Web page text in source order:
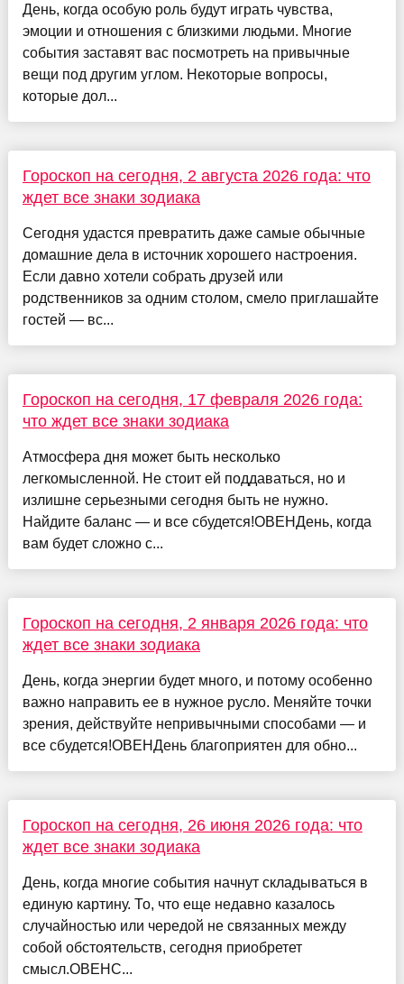
День, когда особую роль будут играть чувства,
эмоции и отношения с близкими людьми. Многие
события заставят вас посмотреть на привычные
вещи под другим углом. Некоторые вопросы,
которые дол...
Гороскоп на сегодня, 2 августа 2026 года: что
ждет все знаки зодиака
Сегодня удастся превратить даже самые обычные
домашние дела в источник хорошего настроения.
Если давно хотели собрать друзей или
родственников за одним столом, смело приглашайте
гостей — вс...
Гороскоп на сегодня, 17 февраля 2026 года:
что ждет все знаки зодиака
Атмосфера дня может быть несколько
легкомысленной. Не стоит ей поддаваться, но и
излишне серьезными сегодня быть не нужно.
Найдите баланс — и все сбудется!ОВЕНДень, когда
вам будет сложно с...
Гороскоп на сегодня, 2 января 2026 года: что
ждет все знаки зодиака
День, когда энергии будет много, и потому особенно
важно направить ее в нужное русло. Меняйте точки
зрения, действуйте непривычными способами — и
все сбудется!ОВЕНДень благоприятен для обно...
Гороскоп на сегодня, 26 июня 2026 года: что
ждет все знаки зодиака
День, когда многие события начнут складываться в
единую картину. То, что еще недавно казалось
случайностью или чередой не связанных между
собой обстоятельств, сегодня приобретет
смысл.ОВЕНС...